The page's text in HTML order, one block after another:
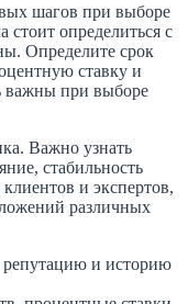
шагов при выборе
стоит определиться с
Определите срок
ставку и
важны при выборе
Важно узнать
стабильность
и экспертов,
различных
репутацию и историю